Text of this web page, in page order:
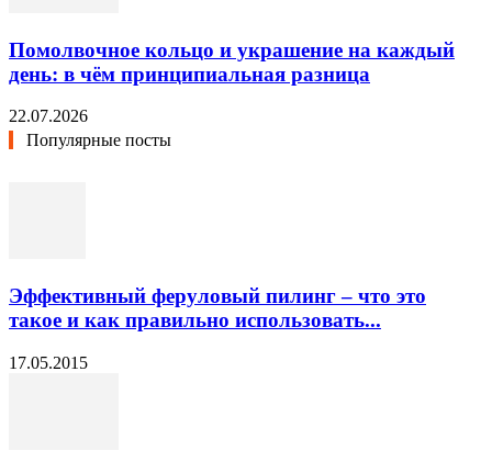
Помолвочное кольцо и украшение на каждый
день: в чём принципиальная разница
22.07.2026
Популярные посты
Эффективный феруловый пилинг – что это
такое и как правильно использовать...
17.05.2015